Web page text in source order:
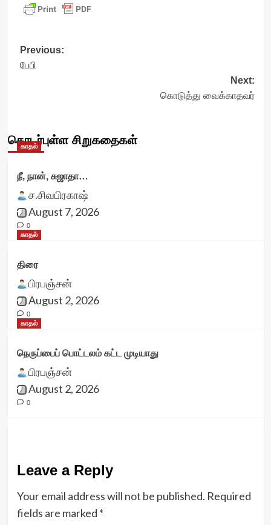
Post
navigation
Previous:
பேபி
Next:
கொடுத்து வைக்காதவர்
தொடர்புள்ள சிறுகதைகள்
காதல்
நீ, நான், சுஜாதா…
ச.சிவபிரகாஷ்
August 7, 2026
0
காதல்
திரை
பிரபஞ்சன்
August 2, 2026
0
காதல்
நெருப்பைப் பொட்டலம் கட்ட முடியாது
பிரபஞ்சன்
August 2, 2026
0
Leave a Reply
Your email address will not be published. Required
fields are marked *